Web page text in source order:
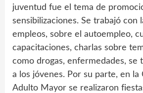
juventud fue el tema de
sensibilizaciones. Se trabajó con
empleos, sobre el autoempleo,
capacitaciones, charlas sobre
como drogas, enfermedades, se
a los jóvenes. Por su parte, en la
Adulto Mayor se realizaron